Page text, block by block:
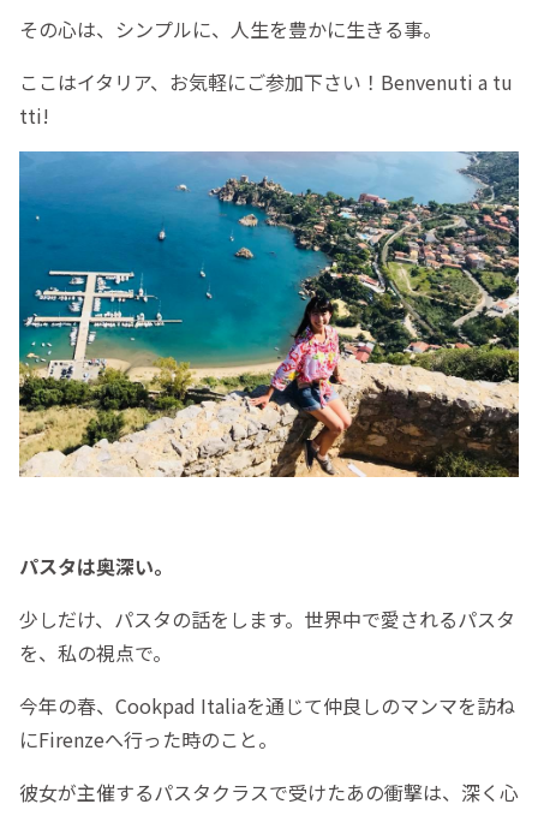
その心は、シンプルに、人生を豊かに生きる事。
ここはイタリア、お気軽にご参加下さい！Benvenuti a tu
tti!
パスタは奥深い。
少しだけ、パスタの話をします。世界中で愛されるパスタ
を、私の視点で。
今年の春、Cookpad Italiaを通じて仲良しのマンマを訪ね
にFirenzeへ行った時のこと。
彼女が主催するパスタクラスで受けたあの衝撃は、深く心